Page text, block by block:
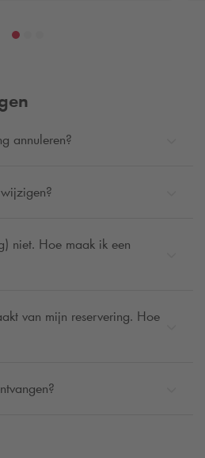
annuleren?
niet. Hoe maak ik een
van mijn reservering. Hoe